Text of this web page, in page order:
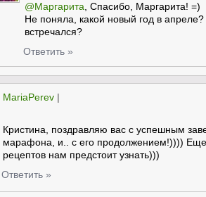
@Маргарита , Спасибо, Маргарита! =)
Не поняла, какой новый год в
встречался?
Ответить »
MariaPerev |
Кристина, поздравляю вас с успешным
марафона, и.. с его продолжением!)))) Еще
рецептов нам предстоит узнать)))
Ответить »